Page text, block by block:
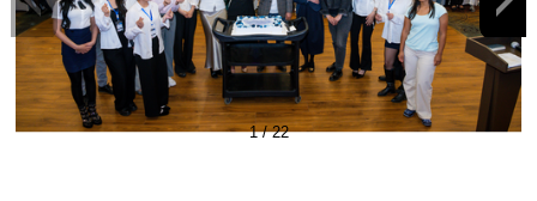
1/22